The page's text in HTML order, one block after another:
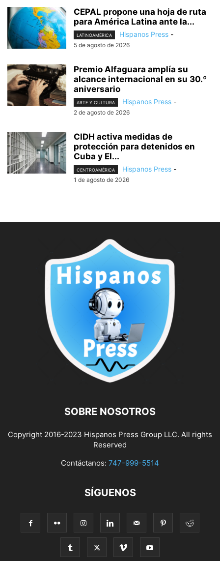
CEPAL propone una hoja de ruta
para América Latina ante la...
LATINOAMÉRICA Hispanos Press -
5 de agosto de 2026
Premio Alfaguara amplía su
alcance internacional en su 30.º
aniversario
ARTE Y CULTURA Hispanos Press -
2 de agosto de 2026
CIDH activa medidas de
protección para detenidos en
Cuba y El...
CENTROAMÉRICA Hispanos Press -
1 de agosto de 2026
SOBRE NOSOTROS
Copyright 2016-2023 Hispanos Press Group LLC. All rights
Reserved
Contáctanos: 747-999-5514
SÍGUENOS